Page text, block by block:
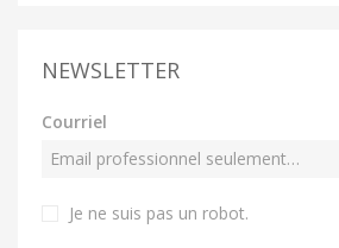
NEWSLETTER
Courriel
Je ne suis pas un robot.